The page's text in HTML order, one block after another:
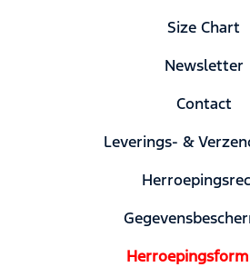
Size Chart
Newsletter
Contact
Leverings- &